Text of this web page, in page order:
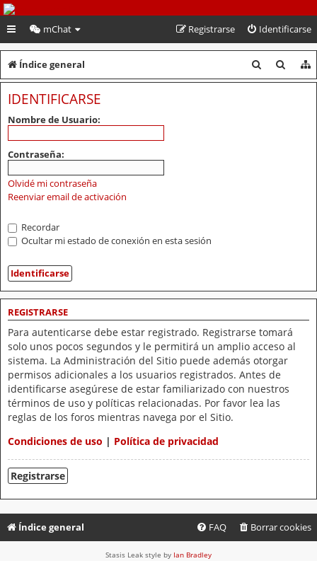
PeruVoley.com
mChat Identificarse
Registrarse
Índice general
u
u
IDENTIFICARSE
Nombre de Usuario:
Contraseña:
Olvidé mi contraseña
Reenviar email de activación
Recordar
Ocultar mi estado de conexión en esta sesión
REGISTRARSE
Para autenticarse debe estar registrado. Registrarse tomará
solo unos pocos segundos y le permitirá un amplio acceso al
sistema. La Administración del Sitio puede además otorgar
permisos adicionales a los usuarios registrados. Antes de
identificarse asegúrese de estar familiarizado con nuestros
términos de uso y políticas relacionadas. Por favor lea las
reglas de los foros mientras navega por el Sitio.
Condiciones de uso | Política de privacidad
Registrarse
Índice general Borrar cookies
FAQ
Stasis Leak style by Ian Bradley